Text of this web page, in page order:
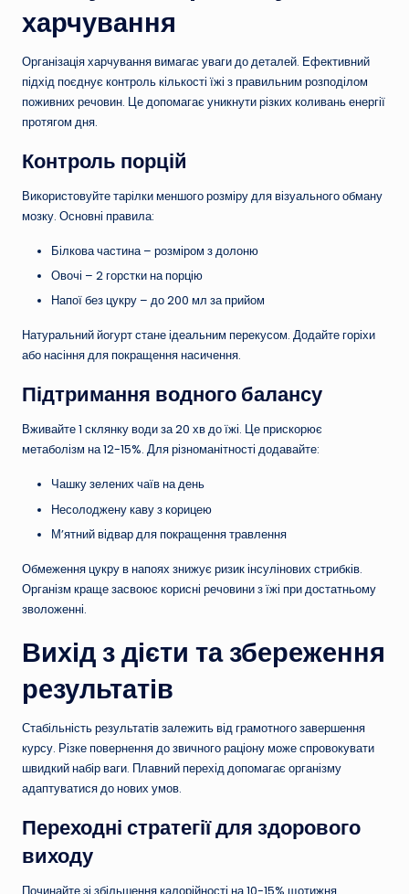
харчування
Організація харчування вимагає уваги до деталей. Ефективний
підхід поєднує контроль кількості їжі з правильним розподілом
поживних речовин. Це допомагає уникнути різких коливань енергії
протягом дня.
Контроль порцій
Використовуйте тарілки меншого розміру для візуального обману
мозку. Основні правила:
Білкова частина – розміром з долоню
Овочі – 2 горстки на порцію
Напої без цукру – до 200 мл за прийом
Натуральний йогурт стане ідеальним перекусом. Додайте горіхи
або насіння для покращення насичення.
Підтримання водного балансу
Вживайте 1 склянку води за 20 хв до їжі. Це прискорює
метаболізм на 12-15%. Для різноманітності додавайте:
Чашку зелених чаїв на день
Несолоджену каву з корицею
М’ятний відвар для покращення травлення
Обмеження цукру в напоях знижує ризик інсулінових стрибків.
Організм краще засвоює корисні речовини з їжі при достатньому
зволоженні.
Вихід з дієти та збереження
результатів
Стабільність результатів залежить від грамотного завершення
курсу. Різке повернення до звичного раціону може спровокувати
швидкий набір ваги. Плавний перехід допомагає організму
адаптуватися до нових умов.
Переходні стратегії для здорового
виходу
Починайте зі збільшення калорійності на 10-15% щотижня.